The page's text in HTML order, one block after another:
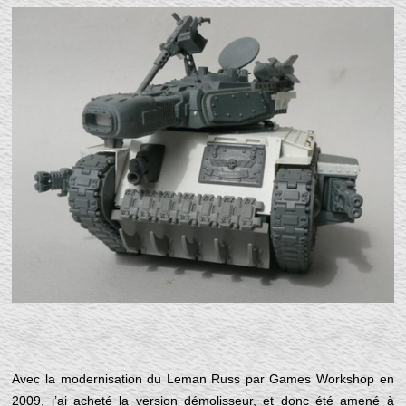
Avec la modernisation du Leman Russ par Games Workshop en
2009, j’ai acheté la version démolisseur, et donc été amené à